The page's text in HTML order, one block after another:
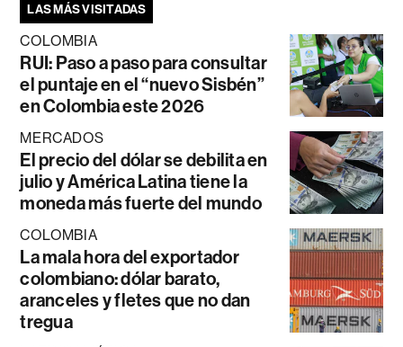
LAS MÁS VISITADAS
COLOMBIA
RUI: Paso a paso para consultar
el puntaje en el “nuevo Sisbén”
en Colombia este 2026
MERCADOS
El precio del dólar se debilita en
julio y América Latina tiene la
moneda más fuerte del mundo
COLOMBIA
La mala hora del exportador
colombiano: dólar barato,
aranceles y fletes que no dan
tregua